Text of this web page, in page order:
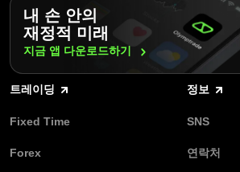
내 손 안의
재정적 미래
지금 앱 다운로드하기
트레이딩
Fixed Time
Forex
정보
SNS
연락처